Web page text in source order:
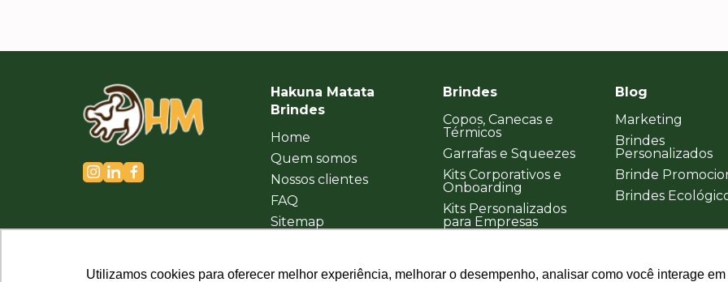
Utilizamos cookies para oferecer melhor experiência, melhorar o desempenho, analisar como você interage
Utilizamos cookies para oferecer melhor experiência, melhorar o desempenho, analisar como você interage
Hakuna Matata
Brindes
Home
Quem somos
Nossos clientes
FAQ
Sitemap
Brindes
Copos, Canecas e
Térmicos
Garrafas e Squeezes
Kits Corporativos e
Onboarding
Kits Personalizados
para Empresas
Blog
Marketing
Brindes
Personalizados
Brinde
Brindes